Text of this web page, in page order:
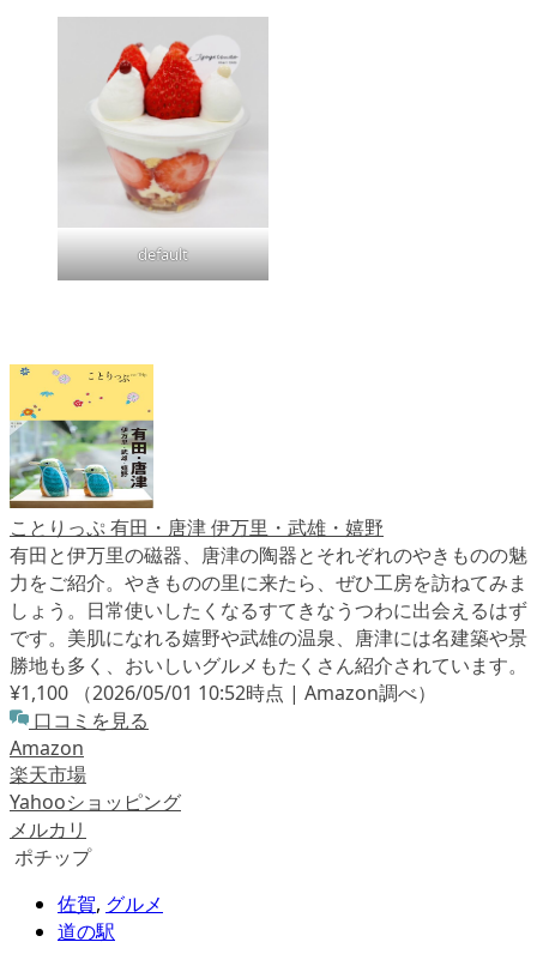
default
ことりっぷ 有田・唐津 伊万里・武雄・嬉野
有田と伊万里の磁器、唐津の陶器とそれぞれのやきものの魅
力をご紹介。やきものの里に来たら、ぜひ工房を訪ねてみま
しょう。日常使いしたくなるすてきなうつわに出会えるはず
です。美肌になれる嬉野や武雄の温泉、唐津には名建築や景
勝地も多く、おいしいグルメもたくさん紹介されています。
¥1,100
（2026/05/01 10:52時点 | Amazon調べ）
口コミを見る
Amazon
楽天市場
Yahooショッピング
メルカリ
ポチップ
佐賀, グルメ
道の駅